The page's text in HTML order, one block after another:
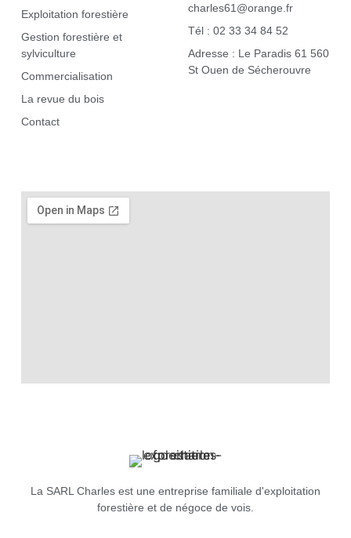
La SARL Charles est une entreprise familiale d'exploitation
forestière et de négoce de vois.
Exploitation forestière
Gestion forestière et
sylviculture
Commercialisation
La revue du bois
Contact
charles61@orange.fr
Tél : 02 33 34 84 52
Adresse : Le Paradis 61 560
St Ouen de Sécherouvre